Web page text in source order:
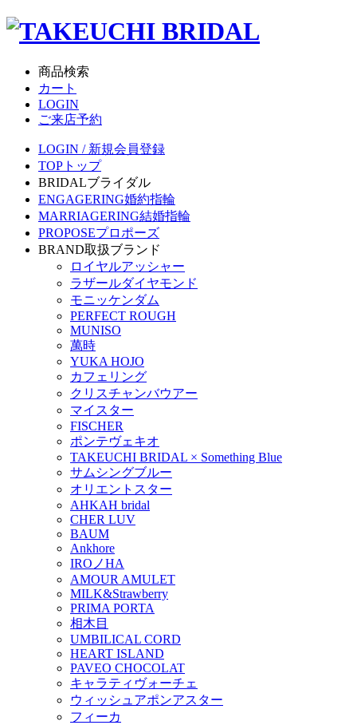
商品検索
カート
LOGIN
ご来店予約
LOGIN / 新規会員登録
TOP トップ
BRIDALブライダル
ENGAGERING婚約指輪
MARRIAGERING結婚指輪
PROPOSEプロポーズ
BRAND取扱ブランド
ロイヤルアッシャー
ラザールダイヤモンド
モニッケンダム
PERFECT ROUGH
MUNISO
萬時
YUKA HOJO
カフェリング
クリスチャンバウアー
マイスター
FISCHER
ポンテヴェキオ
TAKEUCHI BRIDAL × Something Blue
サムシングブルー
オリエントスター
AHKAH bridal
CHER LUV
BAUM
Ankhore
IROノHA
AMOUR AMULET
MILK&Strawberry
PRIMA PORTA
相木目
UMBILICAL CORD
HEART ISLAND
PAVEO CHOCOLAT
キャラティヴォーチェ
ウィッシュアポンアスター
フィーカ